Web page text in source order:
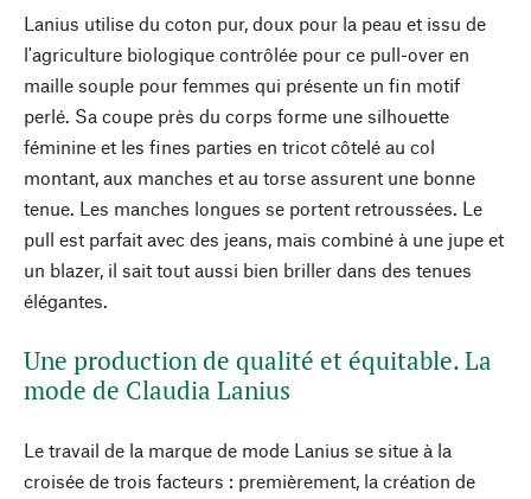
Lanius utilise du coton pur, doux pour la peau et issu de
l'agriculture biologique contrôlée pour ce pull-over en
maille souple pour femmes qui présente un fin motif
perlé. Sa coupe près du corps forme une silhouette
féminine et les fines parties en tricot côtelé au col
montant, aux manches et au torse assurent une bonne
tenue. Les manches longues se portent retroussées. Le
pull est parfait avec des jeans, mais combiné à une jupe et
un blazer, il sait tout aussi bien briller dans des tenues
élégantes.
Une production de qualité et équitable. La
mode de Claudia Lanius
Le travail de la marque de mode Lanius se situe à la
croisée de trois facteurs : premièrement, la création de